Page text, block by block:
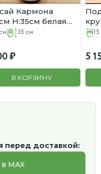
Кармона
H:35см белая
35 см
В КОРЗИНУ
5
перед доставкой:
MAX